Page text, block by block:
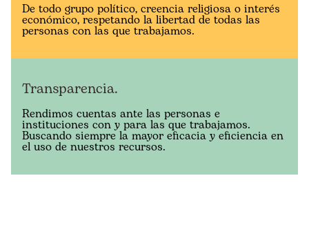
De todo grupo político, creencia religiosa o interés
económico, respetando la libertad de todas las
personas con las que trabajamos.
Transparencia.
Rendimos cuentas ante las personas e
instituciones con y para las que trabajamos.
Buscando siempre la mayor eficacia y eficiencia en
el uso de nuestros recursos.